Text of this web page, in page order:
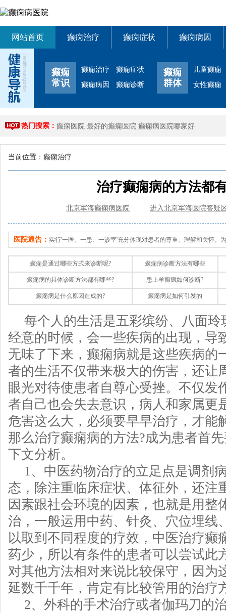
网站首页 癫痫治疗 癫痫症状 癫痫病因
癫痫
常识
癫痫治疗
癫痫症状
癫痫病因
癫痫诊断
癫痫
群体
儿童癫痫
女性癫痫
热门搜索： 癫痫医院 最好的癫痫医院 癫痫病医院哪家好
当前位置： 癫痫治疗
治疗癫痫病的方法都
北京军海癫痫病医院 进入北京军海医院答疑
医院通告： 实行'一医、一患、一诊室'充分体现对患者的尊重、理解和关怀。
癫痫是通过哪些方式来诊断呢? 癫痫病诊断方法有哪些
癫痫病的具体诊断方法都有哪些? 患上羊癫疯如何诊断?
癫痫病是什么原因造成的? 癫痫病是如何引发的
每个人的生活是五彩缤纷、八面
经意的时候，会一些疾病的出现，导
无味了下来，癫痫病就是这些疾病的
者的生活不仅带来极大的伤害，还让
眼光对待使患者自尊心受挫。不仅发
者自己也会失去意识，病人和家属更
危害这么大，必须要早早治疗，才能
那么治疗癫痫病的方法?成为患者首
下文分析。
1、中医药物治疗的立足点是调剂
态，除注重临床症状、体征外，还注
因素跟社会环境的因素，也就是用整
治，一般运用中药、针灸、穴位埋线
以取到不同程度的疗效，中医治疗癫
药少，所以有条件的患者可以尝试此
对其他方法相对来说比较保守，因为
延数千千年，肯定有比较管用的治疗
2、外科的手术治疗或者伽玛刀的